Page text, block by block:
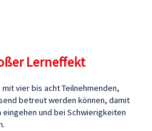
Lerneffekt
vier bis acht Teilnehmenden,
betreut werden können, damit
und bei Schwierigkeiten